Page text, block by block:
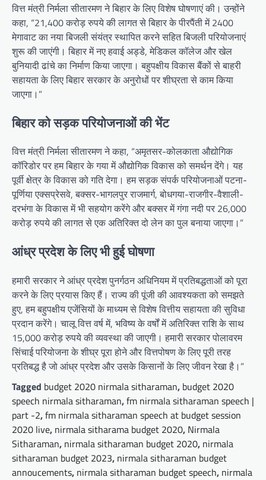
वित्त मंत्री निर्मला सीतारमण ने बिहार के लिए विशेष घोषणाएं की। उन्होंने
कहा, “21,400 करोड़ रुपये की लागत से बिहार के पीरपैंती में 2400
मेगावाट का नया बिजली संयंत्र स्थापित करने सहित बिजली परियोजनाएं
शुरू की जाएंगी। बिहार में नए हवाई अड्डे, मेडिकल कॉलेज और खेल
बुनियादी ढांचे का निर्माण किया जाएगा। बहुपक्षीय विकास बैंकों से बाहरी
सहायता के लिए बिहार सरकार के अनुरोधों पर शीघ्रता से काम किया
जाएगा।”
बिहार को सड़क परियोजनाओं की भेंट
वित्त मंत्री निर्मला सीतारमण ने कहा, “अमृतसर-कोलकाता औद्योगिक
कॉरिडोर पर हम बिहार के गया में औद्योगिक विकास को समर्थन देंगे। यह
पूर्वी क्षेत्र के विकास को गति देगा। हम सड़क संपर्क परियोजनाओं पटना-
पूर्णिया एक्सप्रेसवे, बक्सर-भागलपुर राजमार्ग, बोधगया-राजगीर-वैशाली-
दरभंगा के विकास में भी सहयोग करेंगे और बक्सर में गंगा नदी पर 26,000
करोड़ रुपये की लागत से एक अतिरिक्त दो लेन का पुल बनाया जाएगा।”
आंध्र प्रदेश के लिए भी हुई घोषणा
हमारी सरकार ने आंध्र प्रदेश पुनर्गठन अधिनियम में प्रतिबद्धताओं को पूरा
करने के लिए प्रयास किए हैं। राज्य की पूंजी की आवश्यकता को समझते
हुए, हम बहुपक्षीय एजेंसियों के माध्यम से विशेष वित्तीय सहायता की सुविधा
प्रदान करेंगे। चालू वित्त वर्ष में, भविष्य के वर्षों में अतिरिक्त राशि के साथ
15,000 करोड़ रुपये की व्यवस्था की जाएगी। हमारी सरकार पोलावरम
सिंचाई परियोजना के शीघ्र पूरा होने और वित्तपोषण के लिए पूरी तरह
प्रतिबद्ध है जो आंध्र प्रदेश और उसके किसानों के लिए जीवन रेखा है।”
Tagged budget 2020 nirmala sitharaman, budget 2020
speech nirmala sitharaman,fm nirmala sitharaman speech |
part -2,fm nirmala sitharaman speech at budget session
2020 live, nirmala sitharama budget 2020, Nirmala
Sitharaman, nirmala sitharaman budget 2020, nirmala
sitharaman budget 2023, nirmala sitharaman budget
annoucements, nirmala sitharaman budget speech, nirmala